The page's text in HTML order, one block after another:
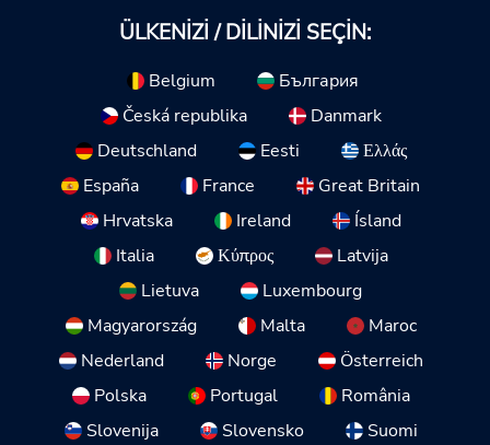
ÜLKENIZI / DILINIZI SEÇIN:
Belgium
България
Česká republika
Danmark
Deutschland
Eesti
Ελλάς
España
France
Great Britain
Hrvatska
Ireland
Ísland
Italia
Κύπρος
Latvija
Lietuva
Luxembourg
Magyarország
Malta
Maroc
Nederland
Norge
Österreich
Polska
Portugal
România
Slovenija
Slovensko
Suomi